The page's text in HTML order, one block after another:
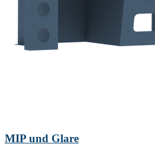
MIP und Glare